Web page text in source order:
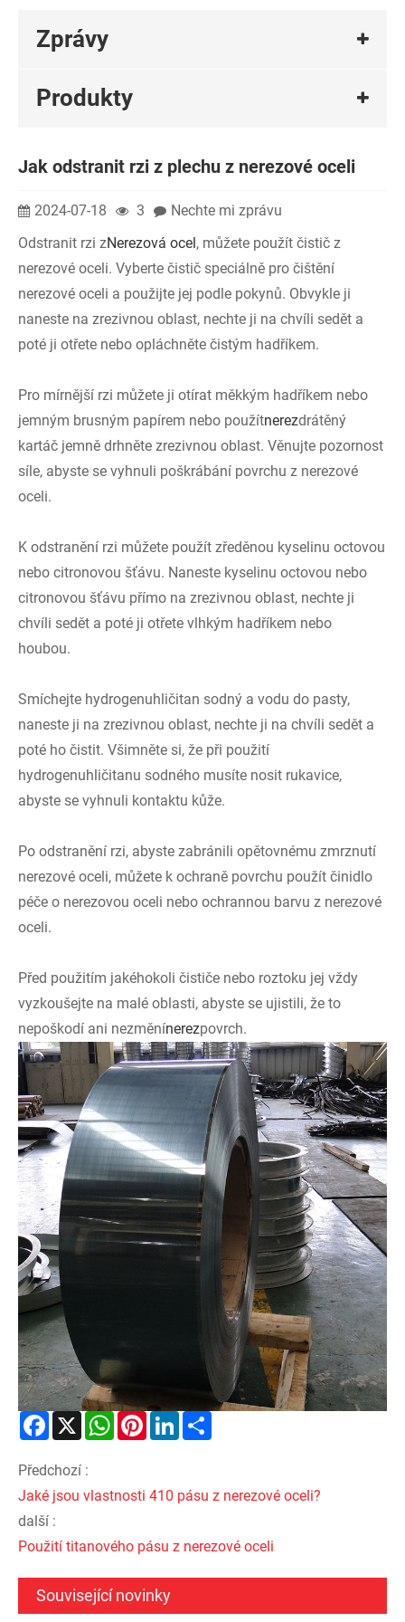
Zprávy
Produkty
Jak odstranit rzi z plechu z nerezové oceli
2024-07-18 3
Nechte mi zprávu
Odstranit rzi zNerezová ocel, můžete použít čistič z
nerezové oceli. Vyberte čistič speciálně pro čištění
nerezové oceli a použijte jej podle pokynů. Obvykle ji
naneste na zrezivnou oblast, nechte ji na chvíli sedět a
poté ji otřete nebo opláchněte čistým hadříkem.
Pro mírnější rzi můžete ji otírat měkkým hadříkem nebo
jemným brusným papírem nebo použítnerezdrátěný
kartáč jemně drhněte zrezivnou oblast. Věnujte pozornost
síle, abyste se vyhnuli poškrábání povrchu z nerezové
oceli.
K odstranění rzi můžete použít zředěnou kyselinu octovou
nebo citronovou šťávu. Naneste kyselinu octovou nebo
citronovou šťávu přímo na zrezivnou oblast, nechte ji
chvíli sedět a poté ji otřete vlhkým hadříkem nebo
houbou.
Smíchejte hydrogenuhličitan sodný a vodu do pasty,
naneste ji na zrezivnou oblast, nechte ji na chvíli sedět a
poté ho čistit. Všimněte si, že při použití
hydrogenuhličitanu sodného musíte nosit rukavice,
abyste se vyhnuli kontaktu kůže.
Po odstranění rzi, abyste zabránili opětovnému zmrznutí
nerezové oceli, můžete k ochraně povrchu použít činidlo
péče o nerezovou oceli nebo ochrannou barvu z nerezové
oceli.
Před použitím jakéhokoli čističe nebo roztoku jej vždy
vyzkoušejte na malé oblasti, abyste se ujistili, že to
nepoškodí ani nezměnínerezpovrch.
Facebook
X WhatsAppPinterestLinkedIn
Předchozí :
Jaké jsou vlastnosti 410 pásu z nerezové oceli?
další :
Použití titanového pásu z nerezové oceli
Související novinky